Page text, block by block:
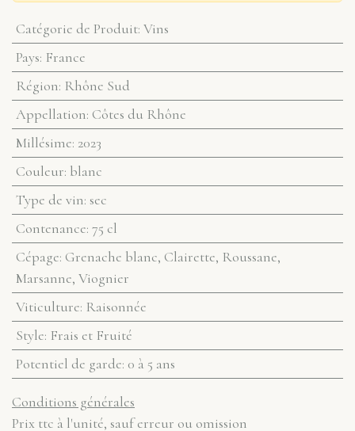
Catégorie de Produit: Vins
Pays: France
Région: Rhône Sud
Appellation: Côtes du Rhône
Millésime: 2023
Couleur: blanc
Type de vin: sec
Contenance: 75 cl
Cépage: Grenache blanc, Clairette, Roussane,
Marsanne, Viognier
Viticulture: Raisonnée
Style: Frais et Fruité
Potentiel de garde: 0 à 5 ans
Conditions générales
Prix ttc à l'unité, sauf erreur ou omission